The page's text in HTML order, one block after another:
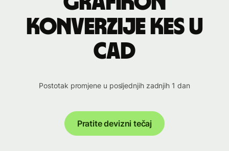
konverzije KES u
CAD
Postotak promjene u posljednjih zadnjih 1 dan
Pratite devizni tečaj